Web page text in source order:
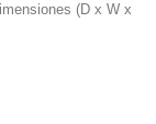
(D x W x